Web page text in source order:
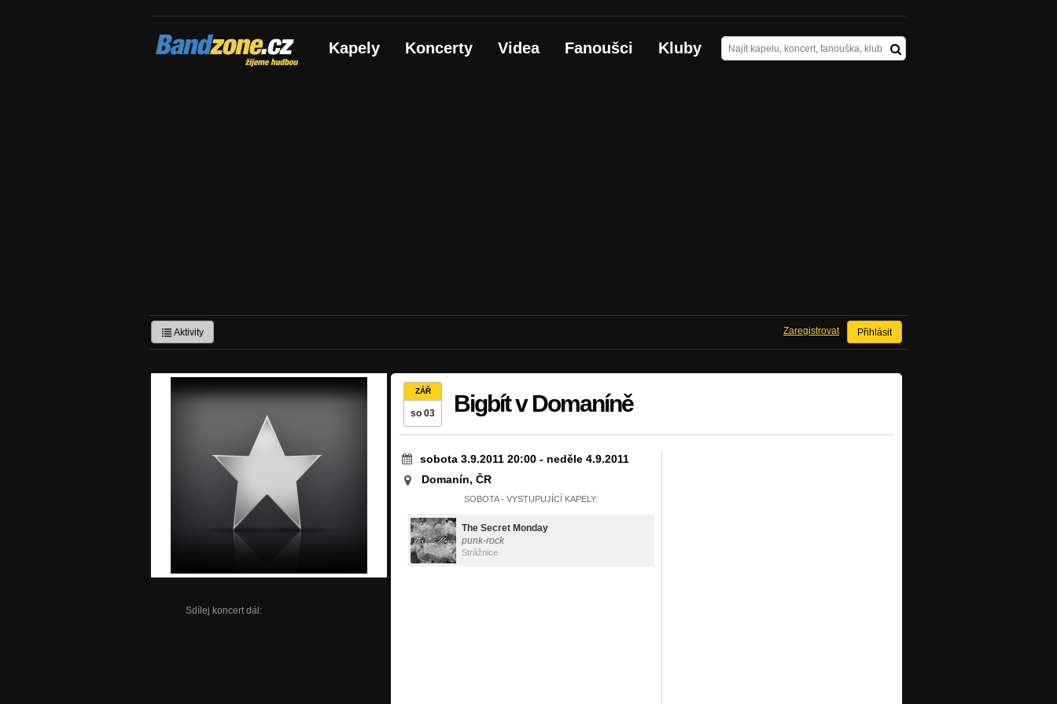
Bandzone.cz
žijeme hudbou Kapely Koncerty Videa Fanoušci Kluby
Aktivity Přihlásit
Zaregistrovat
Sdílej koncert dál:
ZÁŘ
so 03 Bigbít v Domaníně
sobota 3.9.2011 20:00 - neděle 4.9.2011
Domanín, ČR
SOBOTA - VYSTUPUJÍCÍ KAPELY:
The Secret Monday
punk-rock
Strážnice